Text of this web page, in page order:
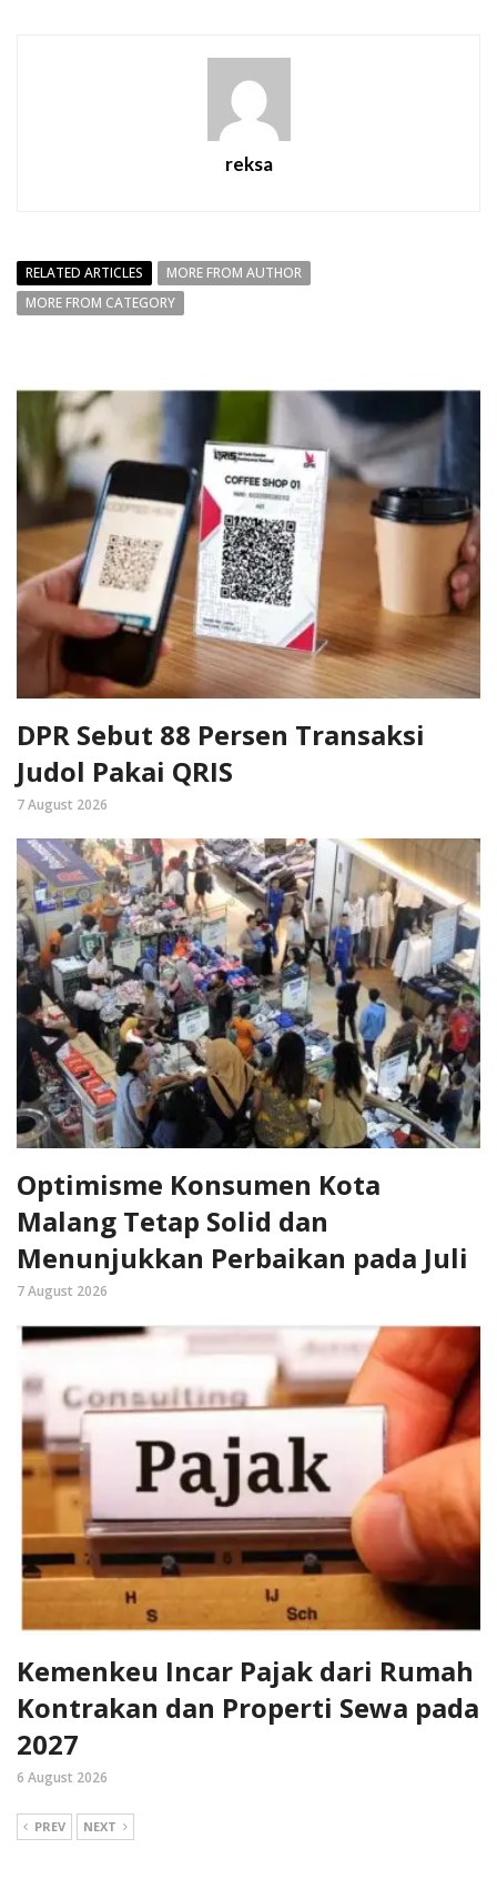
reksa
RELATED ARTICLES
MORE FROM AUTHOR
MORE FROM CATEGORY
DPR Sebut 88 Persen Transaksi
Judol Pakai QRIS
7 August 2026
Optimisme Konsumen Kota
Malang Tetap Solid dan
Menunjukkan Perbaikan pada Juli
7 August 2026
Kemenkeu Incar Pajak dari Rumah
Kontrakan dan Properti Sewa pada
2027
6 August 2026
PREV NEXT